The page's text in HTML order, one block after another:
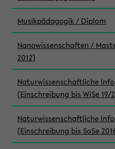
Musikpädagogik / Diplom
Nanowissenschaften /
2012)
Naturwissenschaftliche
(Einschreibung bis WiSe 19/
Naturwissenschaftliche
(Einschreibung bis SoSe